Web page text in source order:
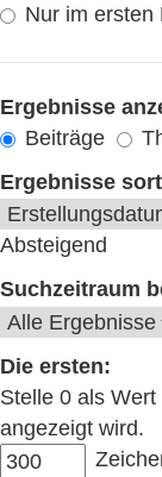
Nur im ersten
Ergebnisse
Beiträge
Ergebnisse
Absteigend
Suchzeitraum
Die ersten:
Stelle 0 als
angezeigt wird.